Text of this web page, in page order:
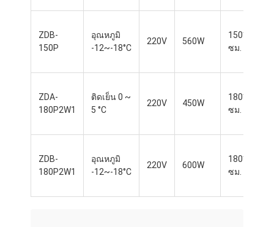
ทัวร์โรงงาน
การควบคุมคุณภาพ
ข่าว
สายการผลิตเบเกอรี่
ZDB-
150P
อุณหภูมิ
-12~-18°C
220V 560W
150*76*85
ซม.
ZDA-
180P2W1
ติดเย็น 0 ~
5 °C
220V 450W
180*76*85
ซม.
ZDB-
180P2W1
อุณหภูมิ
-12~-18°C
220V 600W
180*76*85
ซม.